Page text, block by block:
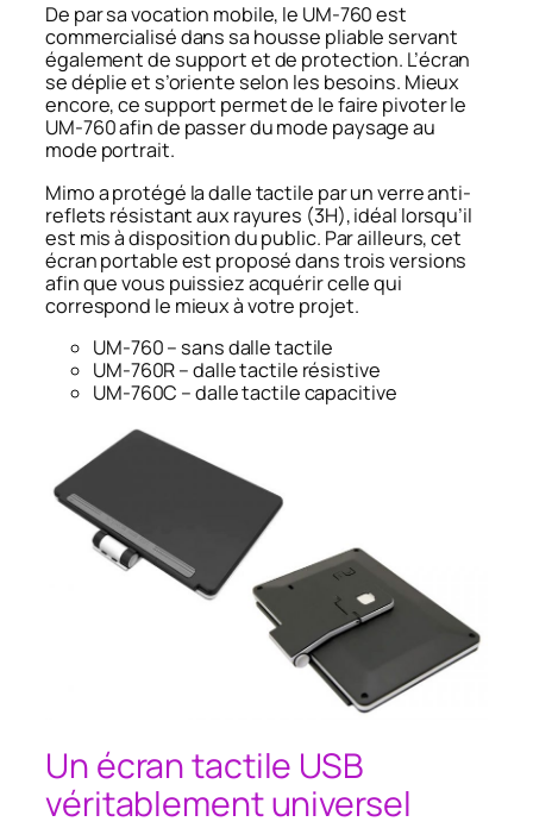
De par sa vocation mobile, le UM-760 est
commercialisé dans sa housse pliable servant
également de support et de protection. L’écran
se déplie et s’oriente selon les besoins. Mieux
encore, ce support permet de le faire pivoter le
UM-760 afin de passer du mode paysage au
mode portrait.
Mimo a protégé la dalle tactile par un verre anti-
reflets résistant aux rayures (3H), idéal lorsqu’il
est mis à disposition du public. Par ailleurs, cet
écran portable est proposé dans trois versions
afin que vous puissiez acquérir celle qui
correspond le mieux à votre projet.
UM-760 – sans dalle tactile
UM-760R – dalle tactile résistive
UM-760C – dalle tactile capacitive
Un écran tactile USB
véritablement universel